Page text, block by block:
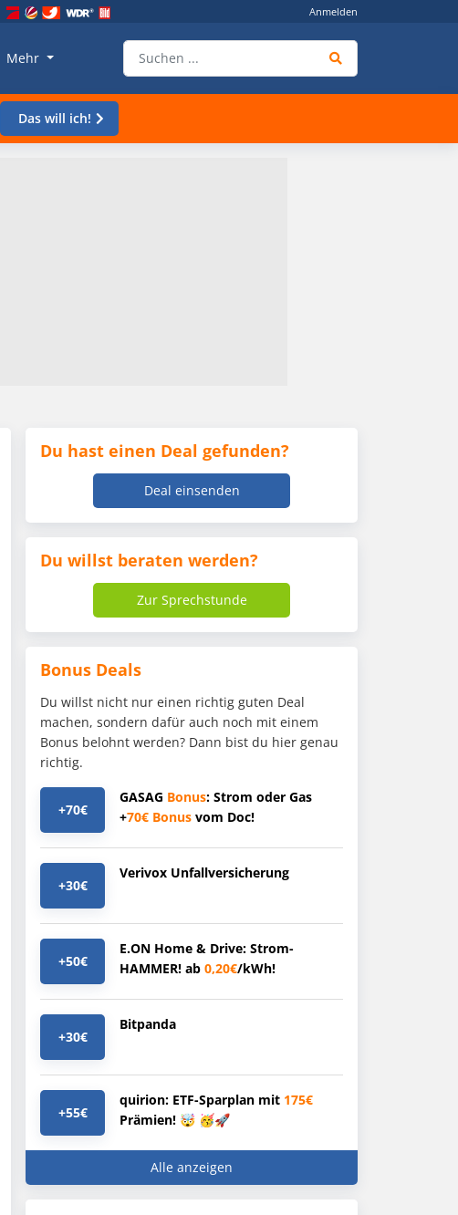
Anmelden
Mehr
Das will ich!
Du hast einen Deal gefunden?
Deal einsenden
Du willst beraten werden?
Zur Sprechstunde
Bonus Deals
Du willst nicht nur einen richtig guten Deal
machen, sondern dafür auch noch mit einem
Bonus belohnt werden? Dann bist du hier genau
richtig.
+70€
GASAG Bonus: Strom oder Gas
+70€ Bonus vom Doc!
+30€
Verivox Unfallversicherung
+50€
E.ON Home & Drive: Strom-
HAMMER! ab 0,20€/kWh!
+30€
Bitpanda
+55€
quirion: ETF-Sparplan mit 175€
Prämien! 🤯 🥳🚀
Alle anzeigen